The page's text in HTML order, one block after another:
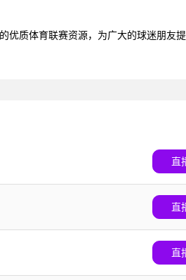
优质体育联赛资源，为广大的球迷朋友
直
直
直